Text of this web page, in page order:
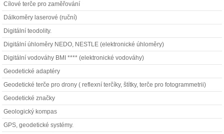
Cílové terče pro zaměřování
Dálkoměry laserové (ruční)
Digitální teodolity.
Digitální úhloměry NEDO, NESTLE (elektronické úhloměry)
Digitální vodováhy BMI **** (elektronické vodováhy)
Geodetické adaptéry
Geodetické terče pro drony ( reflexní terčíky, štítky, terče pro fotogrammetrii)
Geodetické značky
Geologický kompas
GPS, geodetické systémy.